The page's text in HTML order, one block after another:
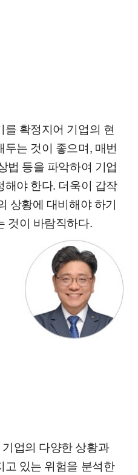
확정지어 기업의 현
는 것이 좋으며, 매번
법 등을 파악하여 기업
야 한다. 더욱이 갑작
상황에 대비해야 하기
것이 바람직하다.
업의 다양한 상황과
고 있는 위험을 분석한